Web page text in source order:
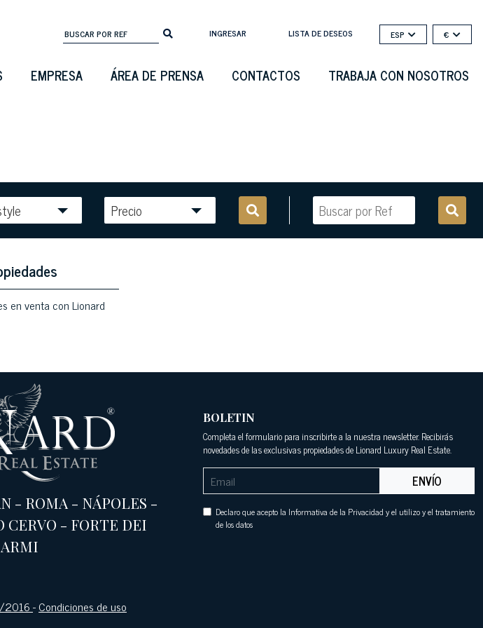
INGRESAR LISTA DE DESEOS ESP €
EMPRESA ÁREA DE PRENSA CONTACTOS TRABAJA CON NOSOTROS
Precio
en venta con Lionard
- ROMA - NÁPOLES -
CERVO - FORTE DEI
2016-Condiciones de uso
BOLETIN
Completa el formulario para inscribirte a la nuestra newsletter. Recibirás
novedades de las exclusivas propiedades de Lionard Luxury Real Estate.
ENVÍO
Declaro que acepto la Informativa de la Privacidad y el utilizo y el tratamiento
de los datos